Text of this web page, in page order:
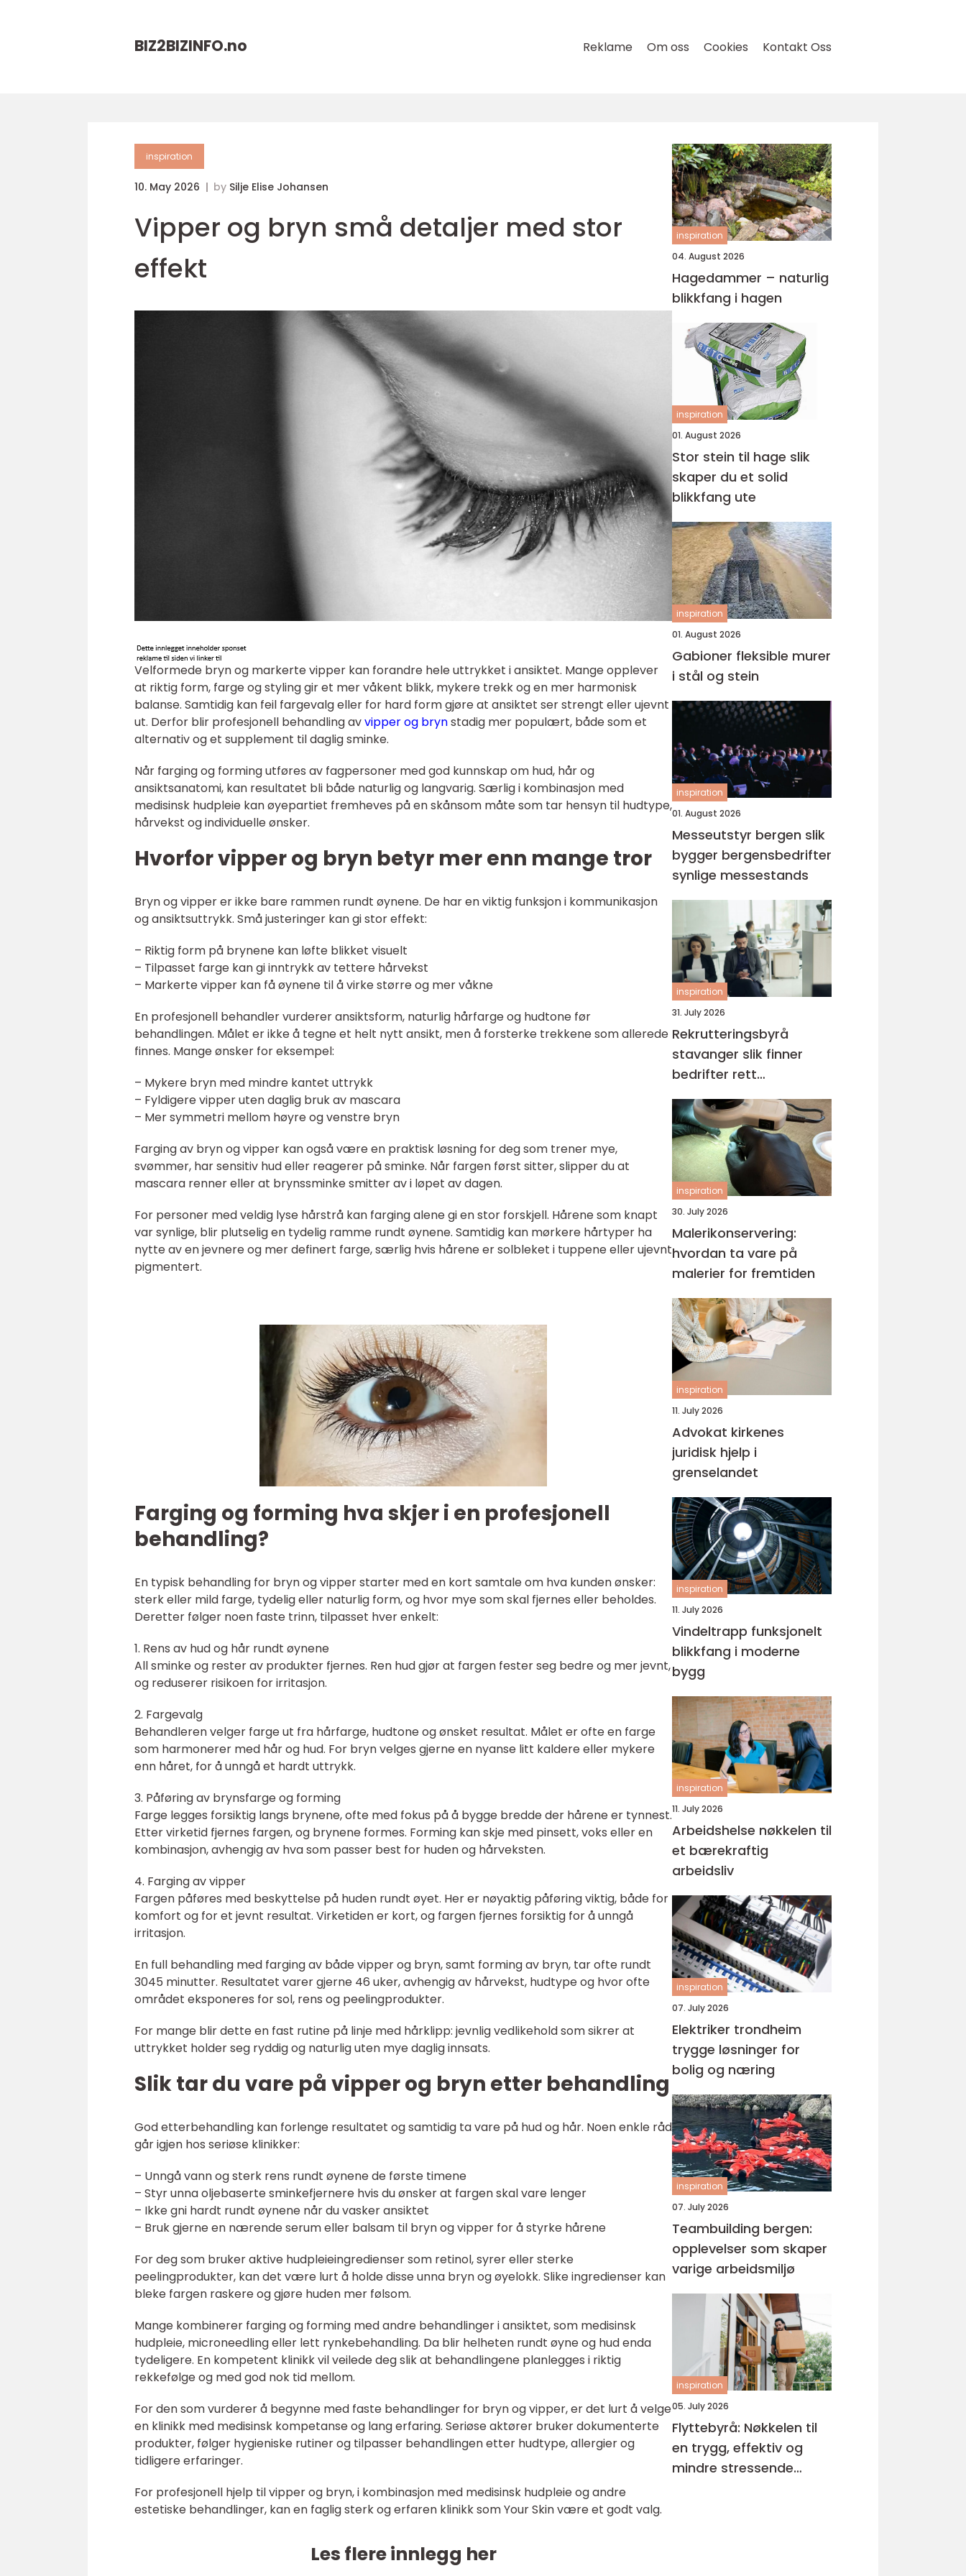
BIZ2BIZINFO.no Reklame Om oss Cookies Kontakt Oss
inspiration
10. May 2026 by Silje Elise Johansen
Vipper og bryn små detaljer med stor
effekt
Velformede bryn og markerte vipper kan forandre hele uttrykket i ansiktet. Mange opplever
at riktig form, farge og styling gir et mer våkent blikk, mykere trekk og en mer harmonisk
balanse. Samtidig kan feil fargevalg eller for hard form gjøre at ansiktet ser strengt eller ujevnt
ut. Derfor blir profesjonell behandling avvipper og brynstadig mer populært, både som et
alternativ og et supplement til daglig sminke.
Når farging og forming utføres av fagpersoner med god kunnskap om hud, hår og
ansiktsanatomi, kan resultatet bli både naturlig og langvarig. Særlig i kombinasjon med
medisinsk hudpleie kan øyepartiet fremheves på en skånsom måte som tar hensyn til hudtype,
hårvekst og individuelle ønsker.
Hvorfor vipper og bryn betyr mer enn mange tror
Bryn og vipper er ikke bare rammen rundt øynene. De har en viktig funksjon i kommunikasjon
og ansiktsuttrykk. Små justeringer kan gi stor effekt:
– Riktig form på brynene kan løfte blikket visuelt
– Tilpasset farge kan gi inntrykk av tettere hårvekst
– Markerte vipper kan få øynene til å virke større og mer våkne
En profesjonell behandler vurderer ansiktsform, naturlig hårfarge og hudtone før
behandlingen. Målet er ikke å tegne et helt nytt ansikt, men å forsterke trekkene som allerede
finnes. Mange ønsker for eksempel:
– Mykere bryn med mindre kantet uttrykk
– Fyldigere vipper uten daglig bruk av mascara
– Mer symmetri mellom høyre og venstre bryn
Farging av bryn og vipper kan også være en praktisk løsning for deg som trener mye,
svømmer, har sensitiv hud eller reagerer på sminke. Når fargen først sitter, slipper du at
mascara renner eller at brynssminke smitter av i løpet av dagen.
For personer med veldig lyse hårstrå kan farging alene gi en stor forskjell. Hårene som knapt
var synlige, blir plutselig en tydelig ramme rundt øynene. Samtidig kan mørkere hårtyper ha
nytte av en jevnere og mer definert farge, særlig hvis hårene er solbleket i tuppene eller ujevnt
pigmentert.
Farging og forming hva skjer i en profesjonell
behandling?
En typisk behandling for bryn og vipper starter med en kort samtale om hva kunden ønsker:
sterk eller mild farge, tydelig eller naturlig form, og hvor mye som skal fjernes eller beholdes.
Deretter følger noen faste trinn, tilpasset hver enkelt:
1. Rens av hud og hår rundt øynene
All sminke og rester av produkter fjernes. Ren hud gjør at fargen fester seg bedre og mer jevnt,
og reduserer risikoen for irritasjon.
2. Fargevalg
Behandleren velger farge ut fra hårfarge, hudtone og ønsket resultat. Målet er ofte en farge
som harmonerer med hår og hud. For bryn velges gjerne en nyanse litt kaldere eller mykere
enn håret, for å unngå et hardt uttrykk.
3. Påføring av brynsfarge og forming
Farge legges forsiktig langs brynene, ofte med fokus på å bygge bredde der hårene er tynnest.
Etter virketid fjernes fargen, og brynene formes. Forming kan skje med pinsett, voks eller en
kombinasjon, avhengig av hva som passer best for huden og hårveksten.
4. Farging av vipper
Fargen påføres med beskyttelse på huden rundt øyet. Her er nøyaktig påføring viktig, både for
komfort og for et jevnt resultat. Virketiden er kort, og fargen fjernes forsiktig for å unngå
irritasjon.
En full behandling med farging av både vipper og bryn, samt forming av bryn, tar ofte rundt
3045 minutter. Resultatet varer gjerne 46 uker, avhengig av hårvekst, hudtype og hvor ofte
området eksponeres for sol, rens og peelingprodukter.
For mange blir dette en fast rutine på linje med hårklipp: jevnlig vedlikehold som sikrer at
uttrykket holder seg ryddig og naturlig uten mye daglig innsats.
Slik tar du vare på vipper og bryn etter behandling
God etterbehandling kan forlenge resultatet og samtidig ta vare på hud og hår. Noen enkle råd
går igjen hos seriøse klinikker:
– Unngå vann og sterk rens rundt øynene de første timene
– Styr unna oljebaserte sminkefjernere hvis du ønsker at fargen skal vare lenger
– Ikke gni hardt rundt øynene når du vasker ansiktet
– Bruk gjerne en nærende serum eller balsam til bryn og vipper for å styrke hårene
For deg som bruker aktive hudpleieingredienser som retinol, syrer eller sterke
peelingprodukter, kan det være lurt å holde disse unna bryn og øyelokk. Slike ingredienser kan
bleke fargen raskere og gjøre huden mer følsom.
Mange kombinerer farging og forming med andre behandlinger i ansiktet, som medisinsk
hudpleie, microneedling eller lett rynkebehandling. Da blir helheten rundt øyne og hud enda
tydeligere. En kompetent klinikk vil veilede deg slik at behandlingene planlegges i riktig
rekkefølge og med god nok tid mellom.
For den som vurderer å begynne med faste behandlinger for bryn og vipper, er det lurt å velge
en klinikk med medisinsk kompetanse og lang erfaring. Seriøse aktører bruker dokumenterte
produkter, følger hygieniske rutiner og tilpasser behandlingen etter hudtype, allergier og
tidligere erfaringer.
For profesjonell hjelp til vipper og bryn, i kombinasjon med medisinsk hudpleie og andre
estetiske behandlinger, kan en faglig sterk og erfaren klinikk som Your Skin være et godt valg.
Les flere innlegg her
inspiration
04. August 2026
Hagedammer – naturlig
blikkfang i hagen
inspiration
01. August 2026
Stor stein til hage slik
skaper du et solid
blikkfang ute
inspiration
01. August 2026
Gabioner fleksible murer
i stål og stein
inspiration
01. August 2026
Messeutstyr bergen slik
bygger bergensbedrifter
synlige messestands
inspiration
31. July 2026
Rekrutteringsbyrå
stavanger slik finner
bedrifter rett
kompetanse
inspiration
30. July 2026
Malerikonservering:
hvordan ta vare på
malerier for fremtiden
inspiration
11. July 2026
Advokat kirkenes
juridisk hjelp i
grenselandet
inspiration
11. July 2026
Vindeltrapp funksjonelt
blikkfang i moderne
bygg
inspiration
11. July 2026
Arbeidshelse nøkkelen til
et bærekraftig
arbeidsliv
inspiration
07. July 2026
Elektriker trondheim
trygge løsninger for
bolig og næring
inspiration
07. July 2026
Teambuilding bergen:
opplevelser som skaper
varige arbeidsmiljø
inspiration
05. July 2026
Flyttebyrå: Nøkkelen til
en trygg, effektiv og
mindre stressende